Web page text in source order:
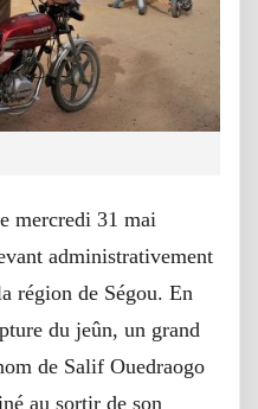
mercredi 31 mai
administrativement
région de Ségou. En
du jeûn, un grand
de Salif Ouedraogo
au sortir de son